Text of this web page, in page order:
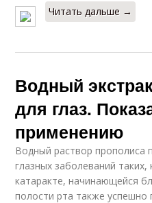
Читать дальше →
Водный
для глаз.
применению
Водный раствор прополиса
глазных заболеваний
катаракте, начинающейся
полости рта также